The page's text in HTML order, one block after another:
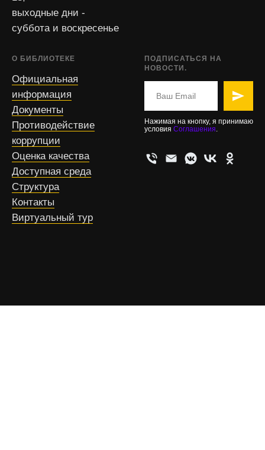
выходные дни -
суббота и воскресенье
О БИБЛИОТЕКЕ
Официальная
информация
Документы
Противодействие
коррупции
Оценка качества
Доступная среда
Структура
Контакты
Виртуальный тур
ПОДПИСАТЬСЯ НА
НОВОСТИ.
Нажимая на кнопку, я принимаю
условия Соглашения.